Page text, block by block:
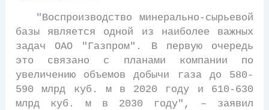
"Воспроизводство минерально-сырьевой
базы является одной из наиболее важных
задач ОАО "Газпром". В первую очередь
это связано с планами компании по
увеличению объемов добычи газа до 580-
590 млрд куб. м в 2020 году и 610-630
млрд куб. м в 2030 году", – заявил